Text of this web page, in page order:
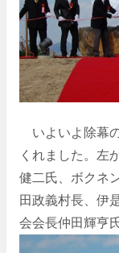
いよいよ除幕
くれました。左
健二氏、ボクネ
田政義村長、伊
会会長仲田輝亨